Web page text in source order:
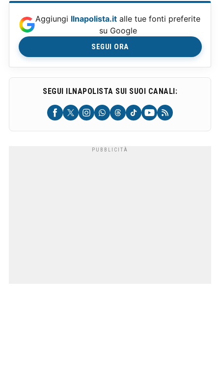
Aggiungi Ilnapolista.it alle tue fonti preferite
su Google
SEGUI ORA
SEGUI ILNAPOLISTA SUI SUOI CANALI: